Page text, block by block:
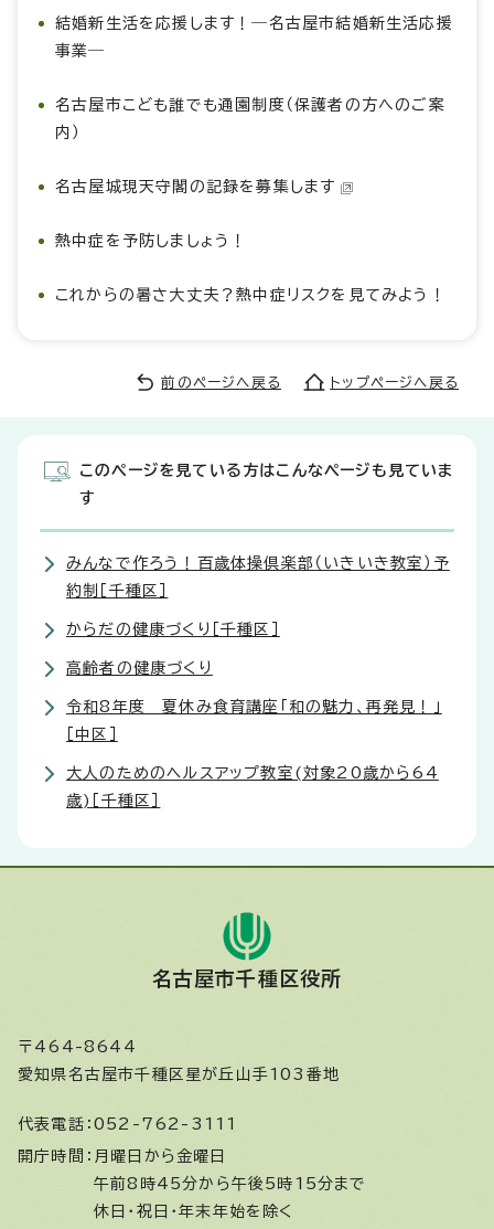
結婚新生活を応援します！―名古屋市結婚新生活応援
事業―
名古屋市こども誰でも通園制度（保護者の方へのご案
内）
名古屋城現天守閣の記録を募集します
熱中症を予防しましょう！
これからの暑さ大丈夫？熱中症リスクを見てみよう！
前のページへ戻る トップページへ戻る
このページを見ている方はこんなページも見ていま
す
みんなで作ろう！百歳体操倶楽部（いきいき教室）予
約制［千種区］
からだの健康づくり［千種区］
高齢者の健康づくり
令和8年度 夏休み食育講座「和の魅力、再発見！」
［中区］
大人のためのヘルスアップ教室(対象20歳から64
歳)［千種区］
名古屋市千種区役所
〒464-8644
愛知県名古屋市千種区星が丘山手103番地
代表電話： 052-762-3111
開庁時間： 月曜日から金曜日
午前8時45分から午後5時15分まで
休日・祝日・年末年始を除く